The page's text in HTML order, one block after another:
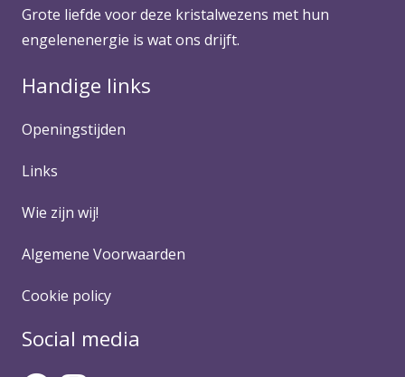
Grote liefde voor deze kristalwezens met hun
engelenenergie is wat ons drijft.
Handige links
Openingstijden
Links
Wie zijn wij!
Algemene Voorwaarden
Cookie policy
Social media